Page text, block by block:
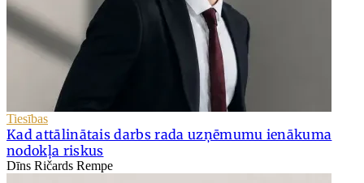
Tiesības
Kad attālinātais darbs rada uzņēmumu ienākuma
nodokļa riskus
Dīns Ričards Rempe